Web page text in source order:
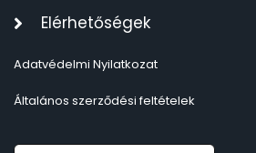
Elérhetőségek
Adatvédelmi Nyilatkozat
Általános szerződési feltételek